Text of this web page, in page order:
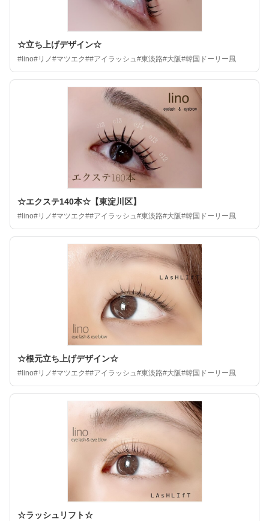
☆立ち上げデザイン☆
#lino#リノ#マツエク##アイラッシュ#東淡路#大阪#韓国ドーリー風
☆エクステ140本☆【東淀川区】
#lino#リノ#マツエク##アイラッシュ#東淡路#大阪#韓国ドーリー風
☆根元立ち上げデザイン☆
#lino#リノ#マツエク##アイラッシュ#東淡路#大阪#韓国ドーリー風
☆ラッシュリフト☆